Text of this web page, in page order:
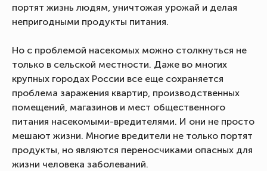
портят жизнь людям, уничтожая урожай и делая
непригодными продукты питания.
Но с проблемой насекомых можно столкнуться не
только в сельской местности. Даже во многих
крупных городах России все еще сохраняется
проблема заражения квартир, производственных
помещений, магазинов и мест общественного
питания насекомыми-вредителями. И они не просто
мешают жизни. Многие вредители не только портят
продукты, но являются переносчиками опасных для
жизни человека заболеваний.